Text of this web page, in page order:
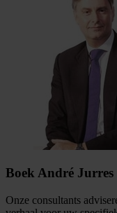
Boek André Jurres
Onze consultants